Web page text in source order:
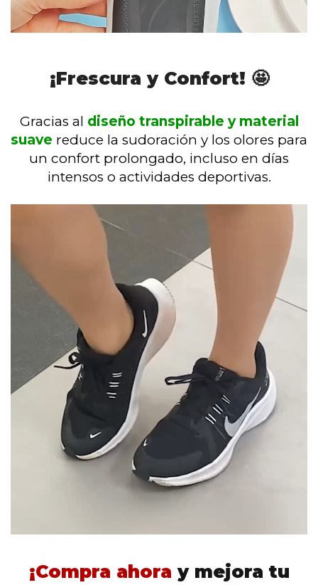
¡Frescura y Confort! 🤩
Gracias al diseño transpirable y material
suave reduce la sudoración y los olores para
un confort prolongado, incluso en días
intensos o actividades deportivas.
¡Compra ahora y mejora tu